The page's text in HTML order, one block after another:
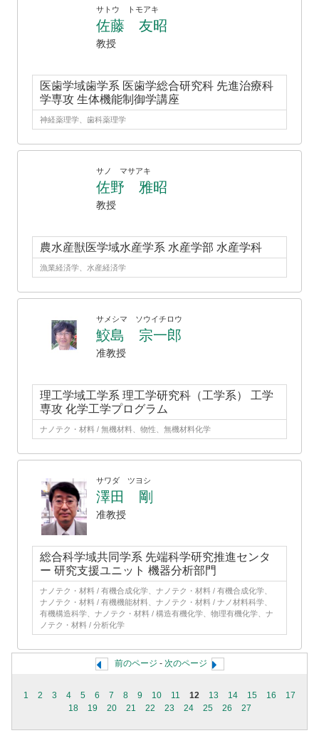
サトウ トモアキ
佐藤 友昭
教授
医歯学域歯学系 医歯学総合研究科 先進治療科
学専攻 生体機能制御学講座
神経薬理学、歯科薬理学
サノ マサアキ
佐野 雅昭
教授
農水産獣医学域水産学系 水産学部 水産学科
漁業経済学、水産経済学
サメシマ ソウイチロウ
鮫島 宗一郎
准教授
理工学域工学系 理工学研究科（工学系） 工学
専攻 化学工学プログラム
ナノテク・材料 / 無機材料、物性、無機材料化学
サワダ ツヨシ
澤田 剛
准教授
総合科学域共同学系 先端科学研究推進センタ
ー 研究支援ユニット 機器分析部門
ナノテク・材料 / 有機合成化学、ナノテク・材料 / 有機合成化学、
ナノテク・材料 / 有機機能材料、ナノテク・材料 / ナノ材料科学、
有機構造科学、ナノテク・材料 / 構造有機化学、物理有機化学、ナ
ノテク・材料 / 分析化学
前のページ - 次のページ
1 2 3 4 5 6 7 8 9 10 11 12 13 14 15 16
17
18
19 20 21 22 23 24 25 26 27